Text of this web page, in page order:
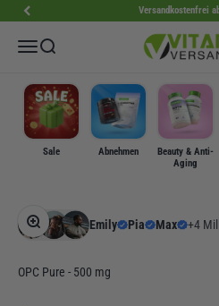
Zum Inhalt springen Versandkostenfrei
MenüSuche
Sale Abnehmen
Beauty & Anti-
Aging
Bild vergrößern
Emily Pia Max +4
OPC Pure - 500 mg